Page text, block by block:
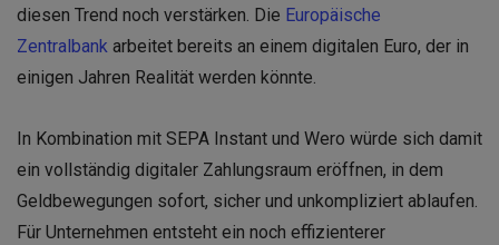
diesen Trend noch verstärken. Die Europäische
Zentralbank arbeitet bereits an einem digitalen Euro, der in
einigen Jahren Realität werden könnte.
In Kombination mit SEPA Instant und Wero würde sich damit
ein vollständig digitaler Zahlungsraum eröffnen, in dem
Geldbewegungen sofort, sicher und unkompliziert ablaufen.
Für Unternehmen entsteht ein noch effizienterer